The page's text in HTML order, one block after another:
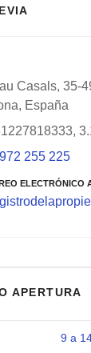
Casals, 35-
España
972 255 225
ELECTRÓNICO
APERTURA
9 a